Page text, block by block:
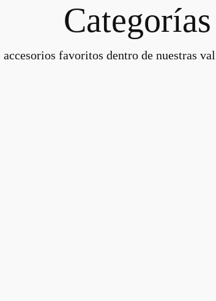
Categorías
accesorios favoritos dentro de nuestras